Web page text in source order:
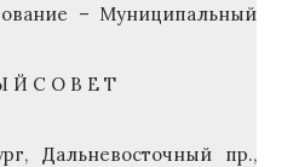
– Муниципальный
Й С О В Е Т
Дальневосточный пр.,